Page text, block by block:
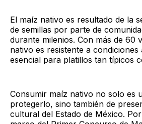
El maíz nativo es resultado de la
de semillas por parte de
durante milenios. Con más de 60
nativo es resistente a condiciones
esencial para platillos tan típicos
Consumir maíz nativo no solo es
protegerlo, sino también de
cultural del Estado de México.